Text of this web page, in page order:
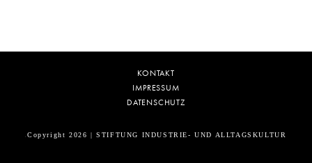
KONTAKT
IMPRESSUM
DATENSCHUTZ
Copyright 2026 | STIFTUNG INDUSTRIE- UND ALLTAGSKULTUR